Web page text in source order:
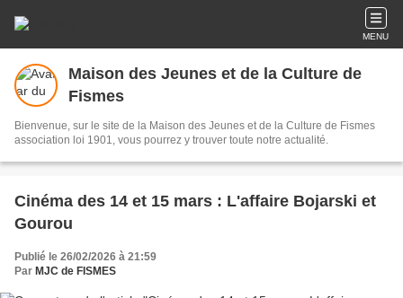
MENU
Maison des Jeunes et de la Culture de
Fismes
Bienvenue, sur le site de la Maison des Jeunes et de la Culture de Fismes
association loi 1901, vous pourrez y trouver toute notre actualité.
Cinéma des 14 et 15 mars : L'affaire Bojarski et
Gourou
Publié le 26/02/2026 à 21:59
Par MJC de FISMES